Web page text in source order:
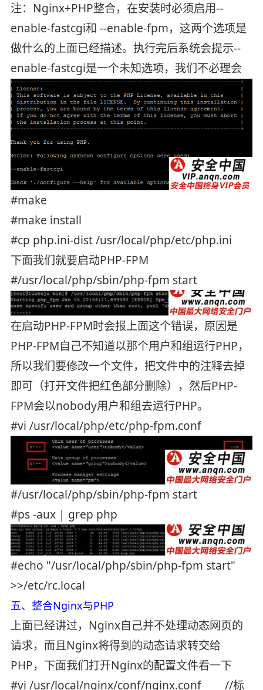
注：Nginx+PHP整合，在安装时必须启用--
enable-fastcgi和 --enable-fpm，这两个选项是
做什么的上面已经描述。执行完后系统会提示--
enable-fastcgi是一个未知选项，我们不必理会
#make
#make install
#cp php.ini-dist /usr/local/php/etc/php.ini
下面我们就要启动PHP-FPM
#/usr/local/php/sbin/php-fpm start
在启动PHP-FPM时会报上面这个错误，原因是
PHP-FPM自己不知道以那个用户和组运行PHP，
所以我们要修改一个文件，把文件中的注释去掉
即可（打开文件把红色部分删除），然后PHP-
FPM会以nobody用户和组去运行PHP。
#vi /usr/local/php/etc/php-fpm.conf
#/usr/local/php/sbin/php-fpm start
#ps -aux | grep php
#echo "/usr/local/php/sbin/php-fpm start"
>>/etc/rc.local
五、整合Nginx与PHP
上面已经讲过，Nginx自己并不处理动态网页的
请求，而且Nginx将得到的动态请求转交给
PHP，下面我们打开Nginx的配置文件看一下
#vi /usr/local/nginx/conf/nginx.conf //标